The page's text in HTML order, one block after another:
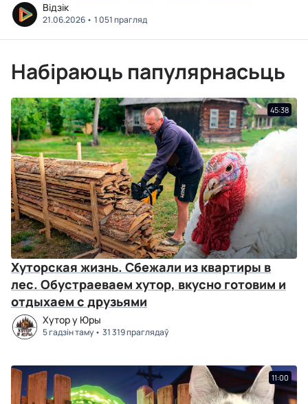
Відзік
21.06.2026 1 051 прагляд
Набіраюць папулярнасьць
45:38
Хуторская жизнь. Сбежали из квартиры в
лес. Обустраеваем хутор, вкусно готовим и
отдыхаем с друзьями
Хутор у Юры
5 гадзін таму 31 319 праглядаў
11:00